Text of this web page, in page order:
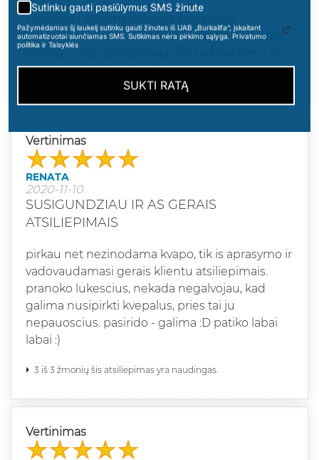
Paprašiau rekomendacijos pagal savo
mėgstamus kvapus ir likau nustebinta, kvapas
tieisog nudžiugino,pirkau net nežinodama jo
aromato. :) Saldus ir malonus aromatas.
Vertinimas
RENATA
2020-11-10
SUSIGUNDZIAU IR AS GERAIS
ATSILIEPIMAIS
pirkau net nezinodama kvapo, tik is aprasymo ir
vadovaudamasi gerais klientu atsiliepimais.
pranoko lukescius, nekada negalvojau, kad
galima nusipirkti kvepalus, pries tai ju
nepauoscius. pasirido - galima :D patiko labai
labai :)
3 iš 3 žmonių šis atsiliepimas yra naudingas.
Vertinimas
Sutinku gauti pasiūlymus SMS žinute
Pažymėdamas šį laukelį sutinku gauti žinutes iš UAB „Burkalifa“, įskaitant
automatizuotai siunčiamas SMS. Sutikimas nėra pirkimo sąlyga. Privatumo
politika ir Taisyklės
SUKTI RATĄ